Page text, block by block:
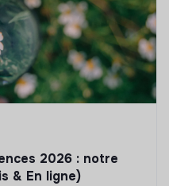
2026 : notre
& En ligne)